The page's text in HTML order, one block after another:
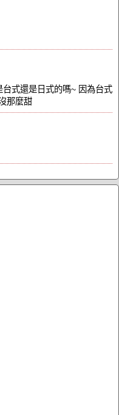
式還是日式的嗎~ 因為台式
那麼甜